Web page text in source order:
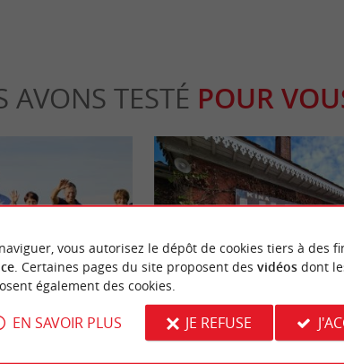
AVONS TESTÉ POUR
Musée et boutique : visitez la
Gourmande
vous autorisez le dépôt de cookies tiers à des
. Certaines pages du site proposent des vidéosdont
également des cookies.
EN SAVOIR PLUS JE REFUSE